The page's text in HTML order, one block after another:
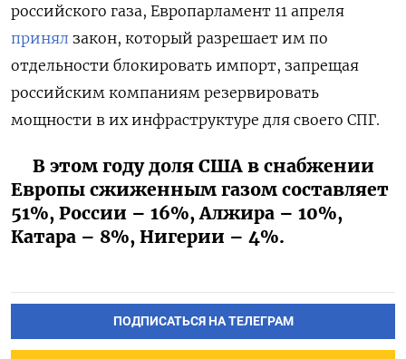
российского газа, Европарламент 11 апреля
принял закон, который разрешает им по
отдельности блокировать импорт, запрещая
российским компаниям резервировать
мощности в их инфраструктуре для своего СПГ.
В этом году доля США в снабжении
Европы сжиженным газом составляет
51%, России – 16%, Алжира – 10%,
Катара – 8%, Нигерии – 4%.
ПОДПИСАТЬСЯ НА ТЕЛЕГРАМ